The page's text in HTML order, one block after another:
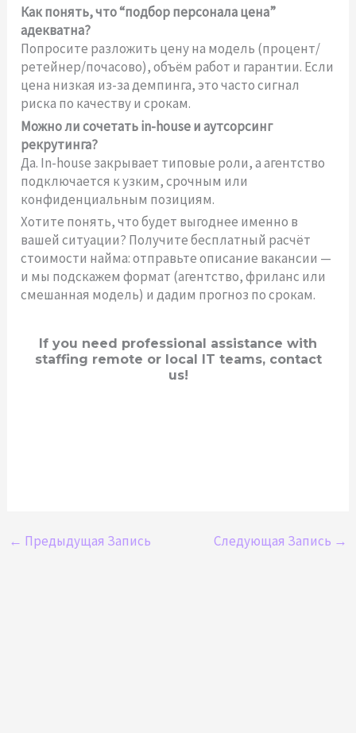
Как понять, что “подбор персонала цена”
адекватна?
Попросите разложить цену на модель (процент/
ретейнер/почасово), объём работ и гарантии. Если
цена низкая из-за демпинга, это часто сигнал
риска по качеству и срокам.
Можно ли сочетать in-house и аутсорсинг
рекрутинга?
Да. In-house закрывает типовые роли, а агентство
подключается к узким, срочным или
конфиденциальным позициям.
Хотите понять, что будет выгоднее именно в
вашей ситуации? Получите бесплатный расчёт
стоимости найма: отправьте описание вакансии —
и мы подскажем формат (агентство, фриланс или
смешанная модель) и дадим прогноз по срокам.
If you need professional assistance with
staffing remote or local IT teams, contact
us!
← Предыдущая Запись Следующая Запись →